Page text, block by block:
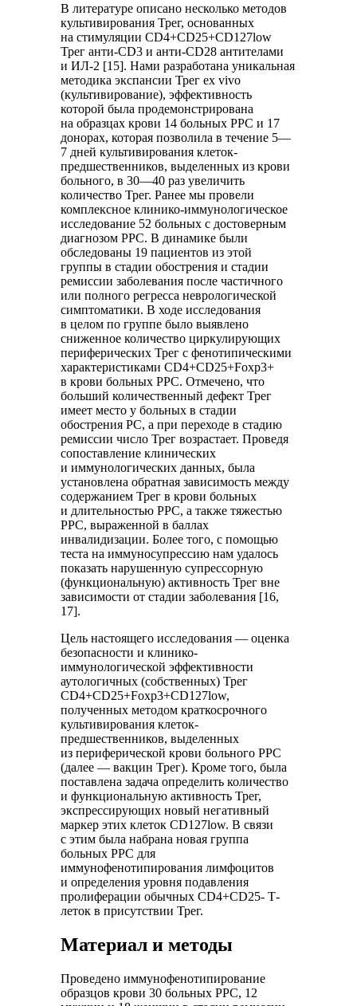
В литературе описано несколько методов
культивирования Трег, основанных
на стимуляции СD4+CD25+CD127low
Трег анти-CD3 и анти-CD28 антителами
и ИЛ-2 [15]. Нами разработана уникальная
методика экспансии Трег ex vivo
(культивирование), эффективность
которой была продемонстрирована
на образцах крови 14 больных РРС и 17
донорах, которая позволила в течение 5—
7 дней культивирования клеток-
предшественников, выделенных из крови
больного, в 30—40 раз увеличить
количество Трег. Ранее мы провели
комплексное клинико-иммунологическое
исследование 52 больных с достоверным
диагнозом РРС. В динамике были
обследованы 19 пациентов из этой
группы в стадии обострения и стадии
ремиссии заболевания после частичного
или полного регресса неврологической
симптоматики. В ходе исследования
в целом по группе было выявлено
сниженное количество циркулирующих
периферических Трег с фенотипическими
характеристиками CD4+CD25+Foxp3+
в крови больных РРС. Отмечено, что
больший количественный дефект Трег
имеет место у больных в стадии
обострения РС, а при переходе в стадию
ремиссии число Трег возрастает. Проведя
сопоставление клинических
и иммунологических данных, была
установлена обратная зависимость между
содержанием Трег в крови больных
и длительностью РРС, а также тяжестью
РРС, выраженной в баллах
инвалидизации. Более того, с помощью
теста на иммуносупрессию нам удалось
показать нарушенную супрессорную
(функциональную) активность Трег вне
зависимости от стадии заболевания [16,
17].
Цель настоящего исследования — оценка
безопасности и клинико-
иммунологической эффективности
аутологичных (собственных) Трег
CD4+CD25+Foxp3+CD127low,
полученных методом краткосрочного
культивирования клеток-
предшественников, выделенных
из периферической крови больного РРС
(далее — вакцин Трег). Кроме того, была
поставлена задача определить количество
и функциональную активность Трег,
экспрессирующих новый негативный
маркер этих клеток CD127low. В связи
с этим была набрана новая группа
больных РРС для
иммунофенотипирования лимфоцитов
и определения уровня подавления
пролиферации обычных CD4+CD25- Т-
леток в присутствии Трег.
Материал и методы
Проведено иммунофенотипирование
образцов крови 30 больных РРС, 12